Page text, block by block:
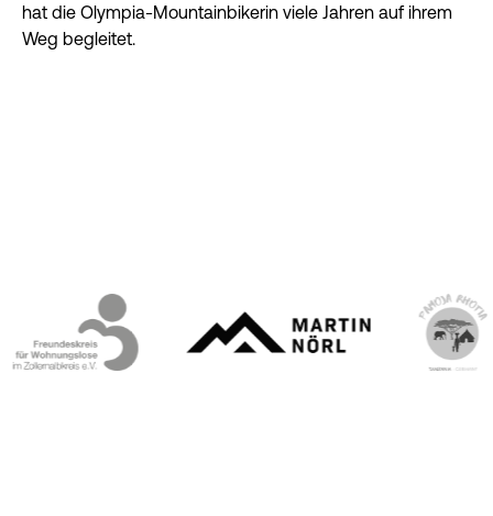
hat die Olympia-Mountainbikerin viele Jahren auf ihrem
Weg begleitet.